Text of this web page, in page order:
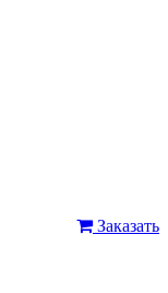
Заказать